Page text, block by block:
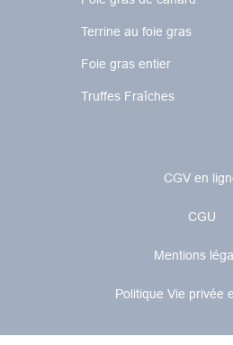
Terrine au foie gras
Foie gras entier
Truffes Fraîches
CGV en
CGU
Mentions
Politique Vie privée